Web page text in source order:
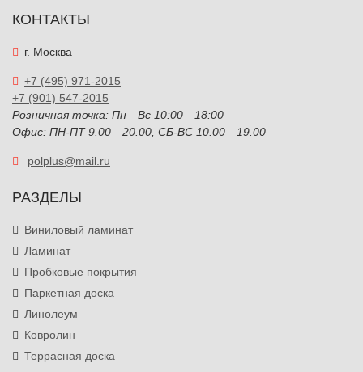
КОНТАКТЫ
г. Москва
+7 (495) 971-2015
+7 (901) 547-2015
Розничная точка: Пн—Вс 10:00—18:00
Офис: ПН-ПТ 9.00—20.00, СБ-ВС 10.00—19.00
polplus@mail.ru
РАЗДЕЛЫ
Виниловый ламинат
Ламинат
Пробковые покрытия
Паркетная доска
Линолеум
Ковролин
Террасная доска